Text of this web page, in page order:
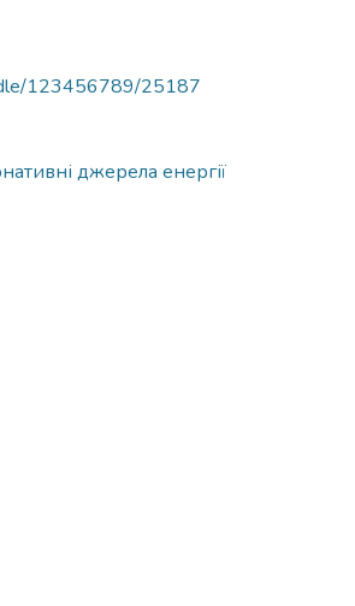
123456789/25187
джерела енергії